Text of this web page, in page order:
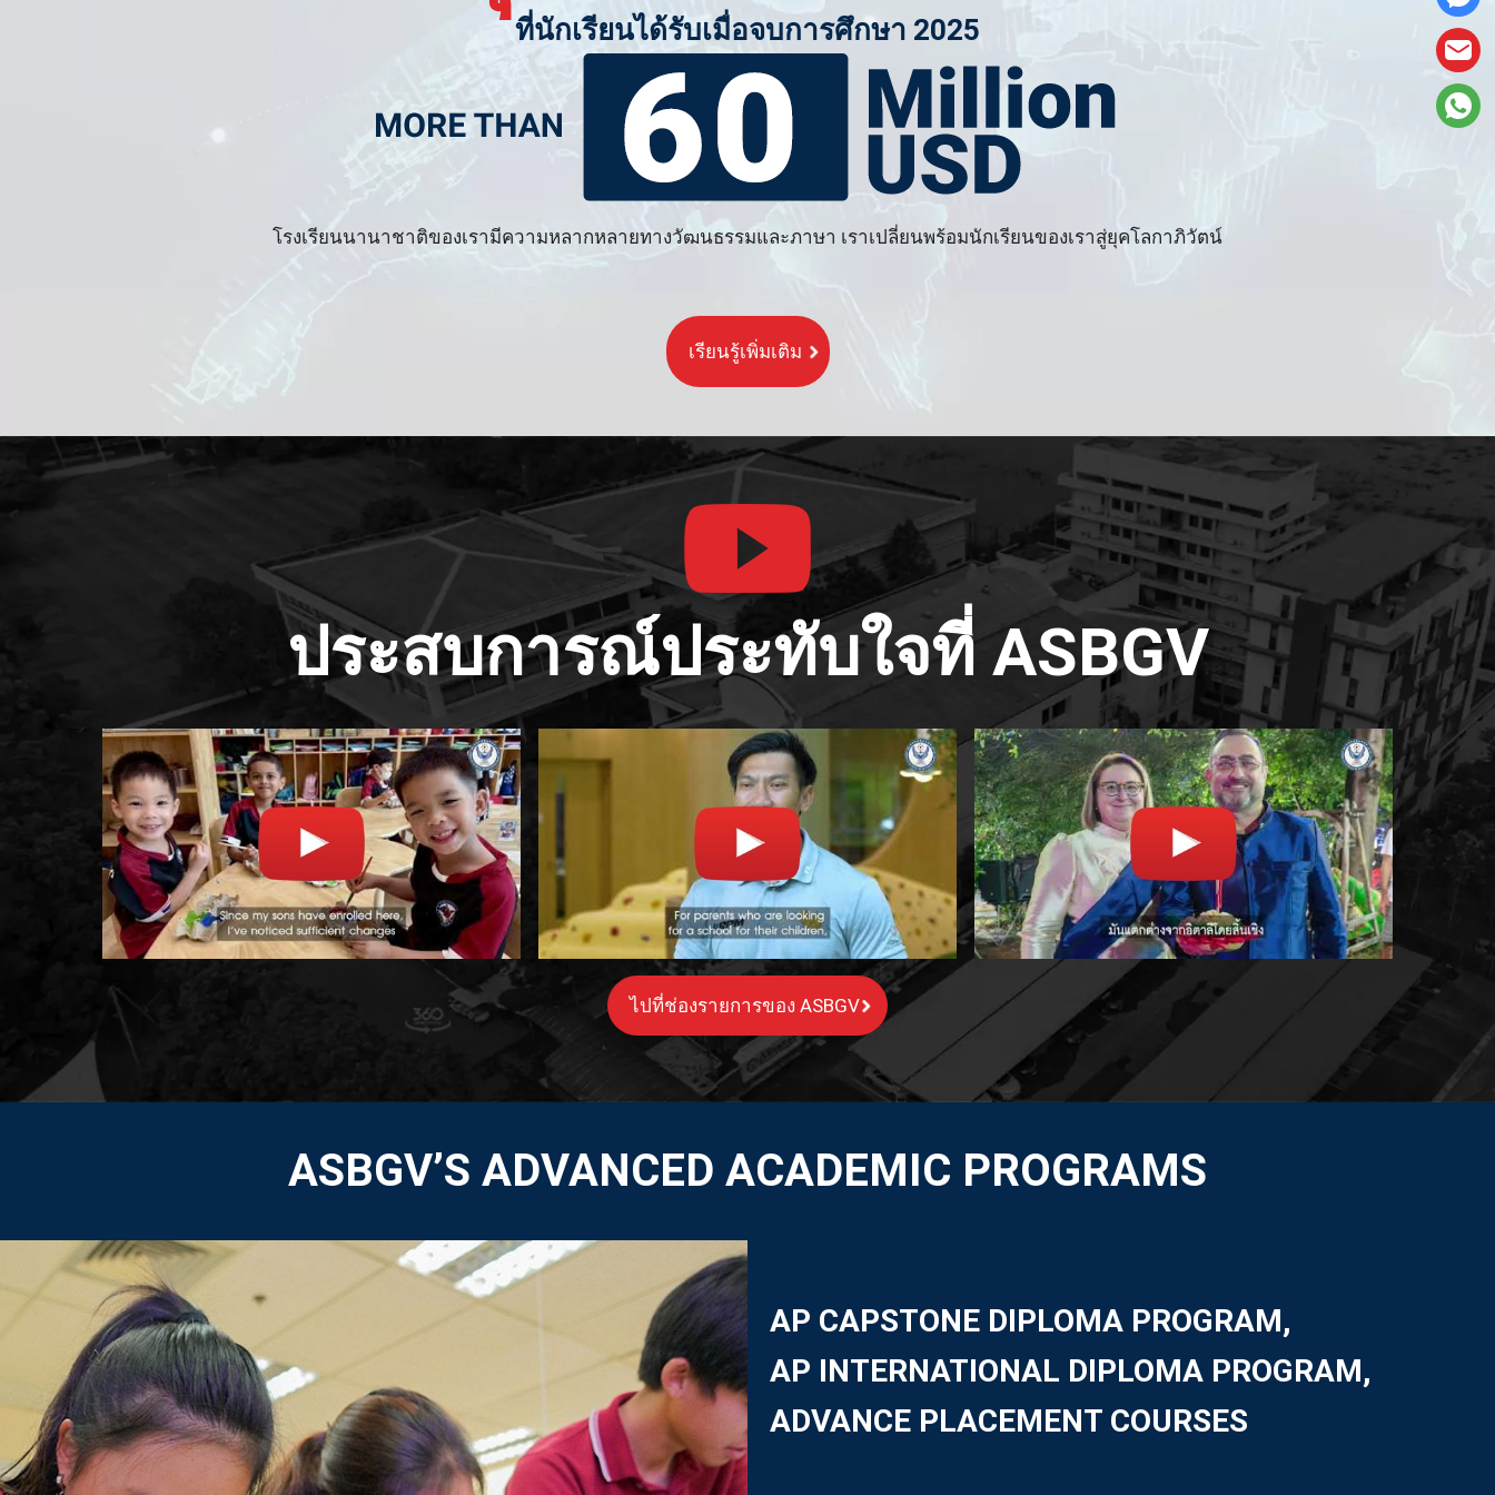
ที่นักเรียนได้รับเมื่อจบการศึกษา 2025
โรงเรียนนานาชาติของเรามีความหลากหลายทางวัฒนธรรมและภาษา เราเปลี่ยนพร้อมนักเรียนของเราสู่ยุคโลกาภิวัตน์
เรียนรู้เพิ่มเติม
ประสบการณ์ประทับใจที่ ASBGV
ไปที่ช่องรายการของ ASBGV
ASBGV’S ADVANCED ACADEMIC PROGRAMS
AP CAPSTONE DIPLOMA PROGRAM,
AP INTERNATIONAL DIPLOMA PROGRAM,
ADVANCE PLACEMENT COURSES